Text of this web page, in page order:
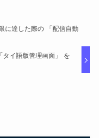
に達した際の 「配信自動
タイ語版管理画面」 を